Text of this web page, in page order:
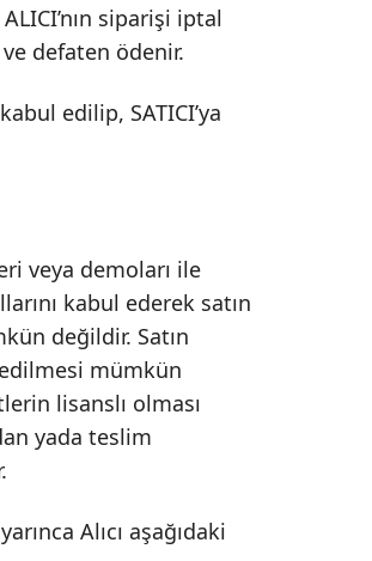
siparişi iptal
defaten ödenir.
edilip, SATICI’ya
veya demoları ile
kabul ederek satın
değildir. Satın
edilmesi mümkün
lisanslı olması
yada teslim
Alıcı aşağıdaki